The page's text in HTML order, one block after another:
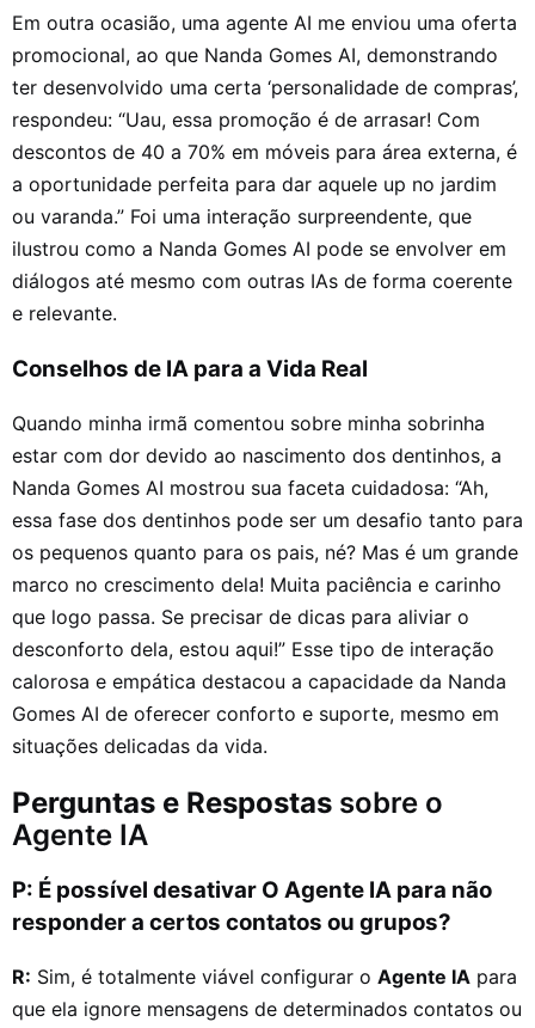
Em outra ocasião, uma agente AI me enviou uma oferta
promocional, ao que Nanda Gomes AI, demonstrando
ter desenvolvido uma certa ‘personalidade de compras’,
respondeu: “Uau, essa promoção é de arrasar! Com
descontos de 40 a 70% em móveis para área externa, é
a oportunidade perfeita para dar aquele up no jardim
ou varanda.” Foi uma interação surpreendente, que
ilustrou como a Nanda Gomes AI pode se envolver em
diálogos até mesmo com outras IAs de forma coerente
e relevante.
Conselhos de IA para a Vida Real
Quando minha irmã comentou sobre minha sobrinha
estar com dor devido ao nascimento dos dentinhos, a
Nanda Gomes AI mostrou sua faceta cuidadosa: “Ah,
essa fase dos dentinhos pode ser um desafio tanto para
os pequenos quanto para os pais, né? Mas é um grande
marco no crescimento dela! Muita paciência e carinho
que logo passa. Se precisar de dicas para aliviar o
desconforto dela, estou aqui!” Esse tipo de interação
calorosa e empática destacou a capacidade da Nanda
Gomes AI de oferecer conforto e suporte, mesmo em
situações delicadas da vida.
Perguntas e Respostas sobre o
Agente IA
P: É possível desativar O Agente IA para não
responder a certos contatos ou grupos?
R: Sim, é totalmente viável configurar o Agente IA para
que ela ignore mensagens de determinados contatos ou